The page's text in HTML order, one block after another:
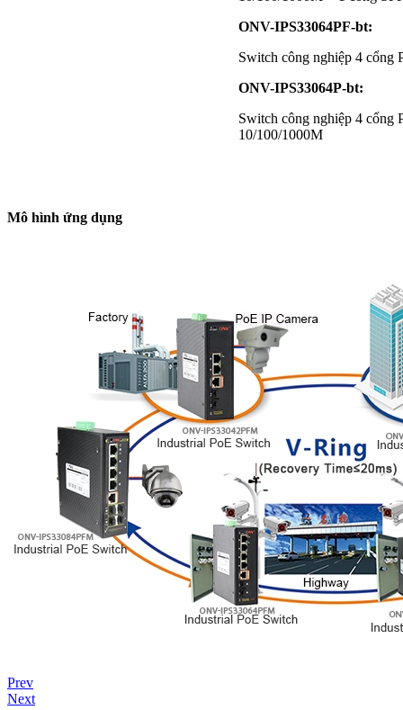
ONV-IPS33064PF-bt:
Switch công nghiệp 4 cổng
ONV-IPS33064P-bt:
Switch công nghiệp 4 cổng
10/100/1000M
Mô hình ứng dụng
Prev
Next